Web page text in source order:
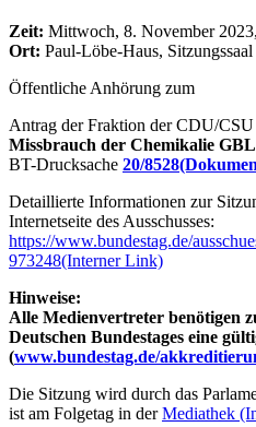
Zeit: Mittwoch, 8. November
Ort: Paul-Löbe-Haus,
Öffentliche Anhörung zum
Antrag der Fraktion der CDU/CSU
Missbrauch der Chemikalie
BT-Drucksache 20/8528
Detaillierte Informationen zur
Internetseite des Ausschusses:
https://www.bundestag.de/
973248(Interner Link)
Hinweise:
Alle Medienvertreter benötigen
Deutschen Bundestages eine
(www.bundestag.de/
Die Sitzung wird durch das
ist am Folgetag in derMediathek